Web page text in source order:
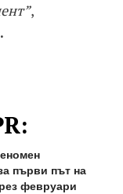
,
първи път на
февруари